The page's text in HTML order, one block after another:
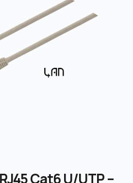
Cat6 U/UTP –